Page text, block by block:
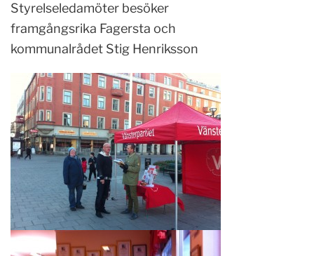
Styrelseledamöter besöker
framgångsrika Fagersta och
kommunalrådet Stig Henriksson